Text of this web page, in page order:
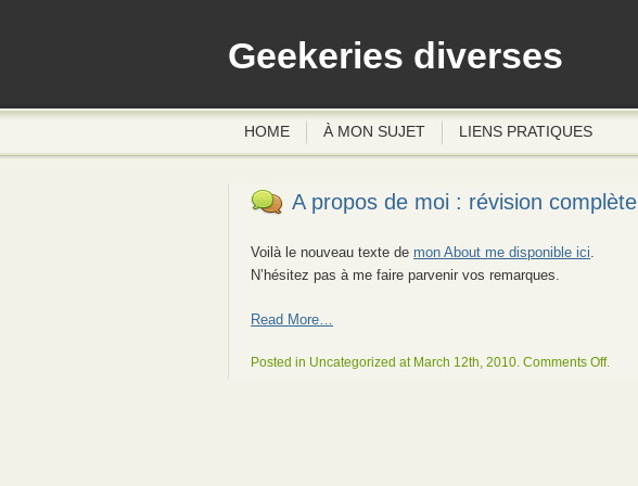
Geekeries diverses
HOME À MON SUJET LIENS PRATIQUES
A propos de moi : révision complète
Voilà le nouveau texte de mon About me disponible ici.
N’hésitez pas à me faire parvenir vos remarques.
Read More…
Posted in Uncategorized at March 12th, 2010.Comments Offon
.